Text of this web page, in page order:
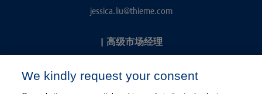
jessica.liu@thieme.com
| 高级市场经理
kevin.chang@thieme.com
We kindly request your consent